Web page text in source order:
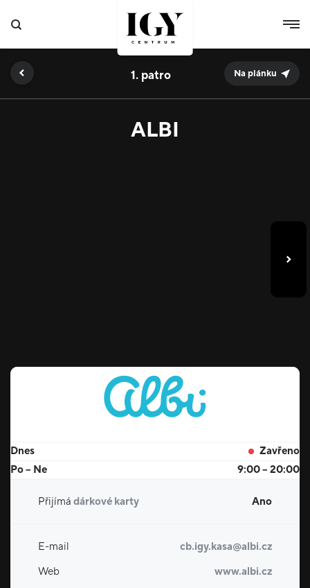
ALBI
1. Na plánku
Dnes
Zavřeno
Po – Ne
9:00 – 20:00
Přijímá dárkové karty Ano
E-mail
cb.igy.kasa@albi.cz
Web
www.albi.cz